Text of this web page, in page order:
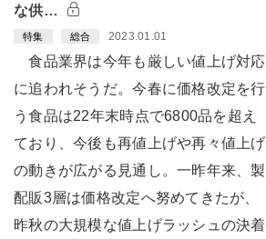
な供…
特集 総合 2023.01.01
食品業界は今年も厳しい値上げ対応
に追われそうだ。今春に価格改定を行
う食品は22年末時点で6800品を超え
ており、今後も再値上げや再々値上げ
の動きが広がる見通し。一昨年来、製
配販3層は価格改定へ努めてきたが、
昨秋の大規模な値上げラッシュの決着